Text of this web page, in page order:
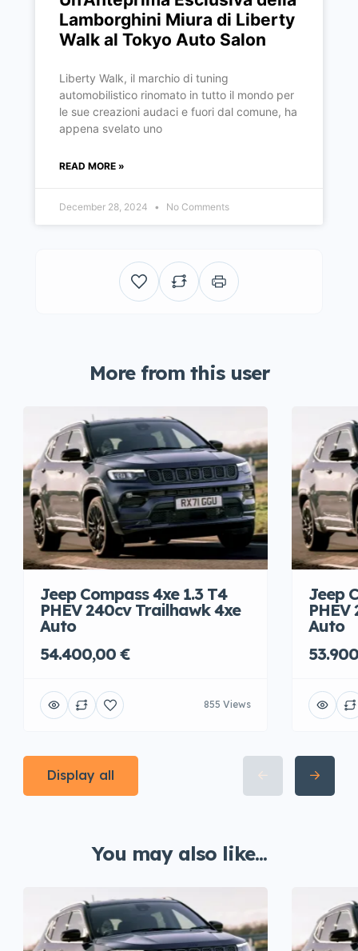
Lamborghini Miura di Liberty
Walk al Tokyo Auto Salon
Liberty Walk, il marchio di tuning
automobilistico rinomato in tutto il mondo per
le sue creazioni audaci e fuori dal comune, ha
appena svelato uno
READ MORE »
December 28, 2024 No Comments
More from this user
Jeep Compass 4xe 1.3 T4
PHEV 240cv Trailhawk 4xe
Auto
54.400,00 €
855 Views
Jeep
Auto
Display all
You may also like...